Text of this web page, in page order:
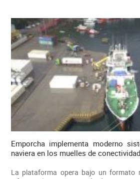
Emporcha implementa moderno
naviera en los muelles de conectividad
La plataforma opera bajo un formato